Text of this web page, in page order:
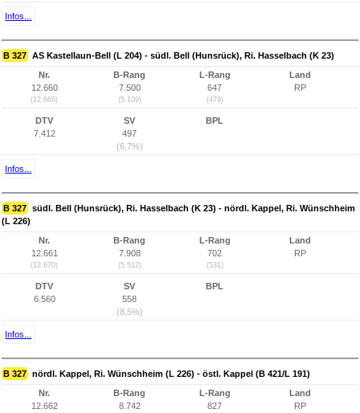
Infos...
B 327 AS Kastellaun-Bell (L 204) - südl. Bell (Hunsrück), Ri. Hasselbach (K 23)
Nr.
12.660
(12.669)
B-Rang
7.500
(5.109)
L-Rang
647
(479)
Land
RP
DTV
7.412
SV
497
(6,7%)
BPL
Infos...
B 327 südl. Bell (Hunsrück), Ri. Hasselbach (K 23) - nördl. Kappel, Ri. Wünschheim
(L 226)
Nr.
12.661
(12.670)
B-Rang
7.908
(5.512)
L-Rang
702
(531)
Land
RP
DTV
6.560
SV
558
(8,5%)
BPL
Infos...
B 327 nördl. Kappel, Ri. Wünschheim (L 226) - östl. Kappel (B 421/L 191)
Nr.
12.662
B-Rang
8.742
L-Rang
827
Land
RP